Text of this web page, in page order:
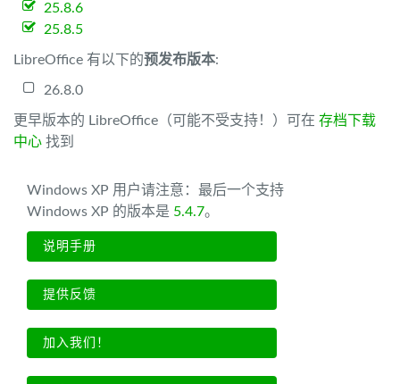
25.8.6
25.8.5
LibreOffice 有以下的预发布版本:
26.8.0
更早版本的 LibreOffice（可能不受支持！）可在 存档下载
中心 找到
Windows XP 用户请注意：最后一个支持
Windows XP 的版本是 5.4.7。
说明手册
提供反馈
加入我们！